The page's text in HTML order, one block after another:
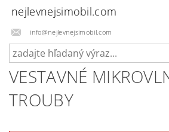
nejlevnejsimobil.com
info@nejlevnejsimobil.com
VESTAVNÉ
TROUBY